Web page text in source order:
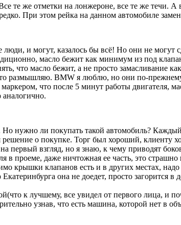
те же отметки на лонжероне, все те же течи.
При этом рейка на данном автомобиле
и могут, казалось бы всё! Но они не могут
масло бежит как минимум из под
что масло бежит, а не просто замасливание
размышляю. BMW я люблю, но они по-прежнему
что после 5 минут работы двигателя,
аналогично.
нужно ли покупать такой автомобиль?
о покупке. Торг был хороший, клиенту
взгляд, но я знаю, к чему приводят
в проеме, даже ничтожная ее часть, это
крышки клапанов есть и в других местах,
она не доедет, просто
к лучшему, все увидел от первого лица, и
узнав, что есть машина, которой нет в